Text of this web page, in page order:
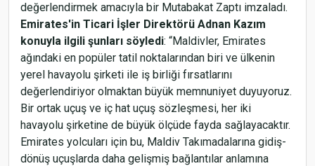
değerlendirmek amacıyla bir Mutabakat Zaptı imzaladı.
Emirates'in Ticari İşler Direktörü Adnan Kazım
konuyla ilgili şunları söyledi: “Maldivler, Emirates
ağındaki en popüler tatil noktalarından biri ve ülkenin
yerel havayolu şirketi ile iş birliği fırsatlarını
değerlendiriyor olmaktan büyük memnuniyet duyuyoruz.
Bir ortak uçuş ve iç hat uçuş sözleşmesi, her iki
havayolu şirketine de büyük ölçüde fayda sağlayacaktır.
Emirates yolcuları için bu, Maldiv Takımadalarına gidiş-
dönüş uçuşlarda daha gelişmiş bağlantılar anlamına